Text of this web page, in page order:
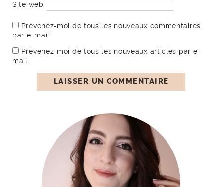
Site web
Prévenez-moi de tous les nouveaux commentaires
par e-mail.
Prévenez-moi de tous les nouveaux articles par e-
mail.